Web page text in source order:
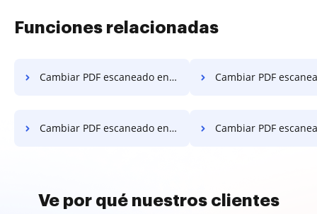
Funciones relacionadas
Cambiar PDF escaneado en macOS Cambiar PDF escaneado
Cambiar PDF escaneado en el escritorio Cambiar PDF escaneado en
Ve por qué nuestros clientes